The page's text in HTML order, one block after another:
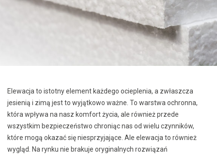
Elewacja to istotny element każdego ocieplenia, a zwłaszcza
jesienią i zimą jest to wyjątkowo ważne. To warstwa ochronna,
która wpływa na nasz komfort życia, ale również przede
wszystkim bezpieczeństwo chroniąc nas od wielu czynników,
które mogą okazać się niesprzyjające. Ale elewacja to również
wygląd. Na rynku nie brakuje oryginalnych rozwiązań